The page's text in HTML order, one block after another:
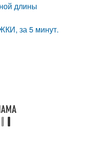
длины
за 5 минут.